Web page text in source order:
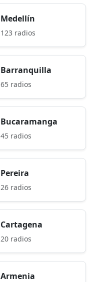
Medellín
123 radios
Barranquilla
65 radios
Bucaramanga
45 radios
Pereira
26 radios
Cartagena
20 radios
Armenia